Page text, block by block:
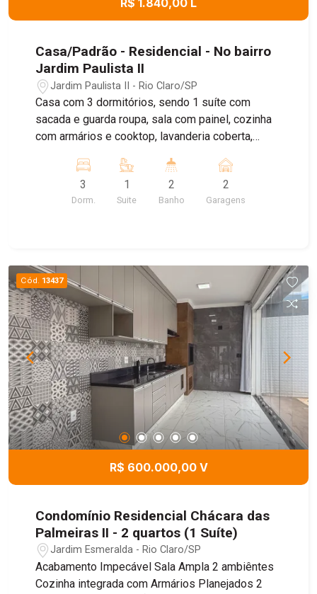
R$ 1.840,00 L
Casa/Padrão - Residencial - No bairro
Jardim Paulista II
Jardim Paulista II - Rio Claro/SP
Casa com 3 dormitórios, sendo 1 suíte com
sacada e guarda roupa, sala com painel, cozinha
com armários e cooktop, lavanderia coberta,
3
Dorm.
1
Suite
2
Banho
2
Garagens
Cód. 13437
R$ 600.000,00 V
Condomínio Residencial Chácara das
Palmeiras II - 2 quartos (1 Suíte)
Jardim Esmeralda - Rio Claro/SP
Acabamento Impecável Sala Ampla 2 ambiêntes
Cozinha integrada com Armários Planejados 2